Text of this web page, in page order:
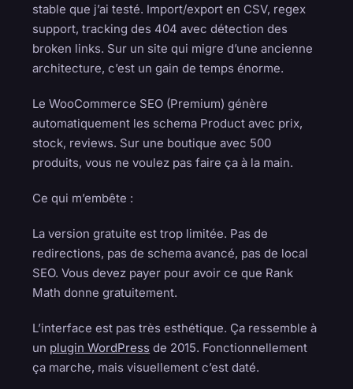
stable que j’ai testé. Import/export en CSV, regex
support, tracking des 404 avec détection des
broken links. Sur un site qui migre d’une ancienne
architecture, c’est un gain de temps énorme.
Le WooCommerce SEO (Premium) génère
automatiquement les schema Product avec prix,
stock, reviews. Sur une boutique avec 500
produits, vous ne voulez pas faire ça à la main.
Ce qui m’embête :
La version gratuite est trop limitée. Pas de
redirections, pas de schema avancé, pas de local
SEO. Vous devez payer pour avoir ce que Rank
Math donne gratuitement.
L’interface est pas très esthétique. Ça ressemble à
un plugin WordPress de 2015. Fonctionnellement
ça marche, mais visuellement c’est daté.